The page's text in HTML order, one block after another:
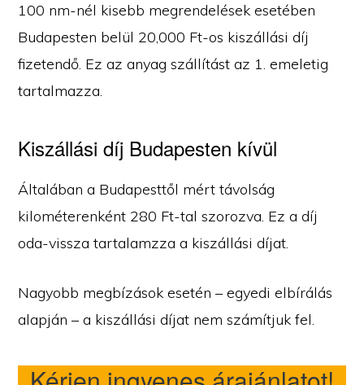
100 nm-nél kisebb megrendelések esetében
Budapesten belül 20,000 Ft-os kiszállási díj
fizetendő. Ez az anyag szállítást az 1. emeletig
tartalmazza.
Kiszállási díj Budapesten kívül
Általában a Budapesttől mért távolság
kilométerenként 280 Ft-tal szorozva. Ez a díj
oda-vissza tartalamzza a kiszállási díjat.
Nagyobb megbízások esetén – egyedi elbírálás
alapján – a kiszállási díjat nem számítjuk fel.